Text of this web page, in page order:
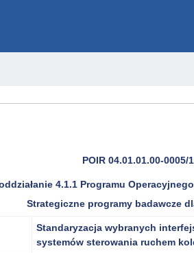
POIR 04.01.01.00-0005/
4.1.1 Programu
Strategiczne programy badawcze
Standaryzacja wybranych
systemów sterowania ruchem